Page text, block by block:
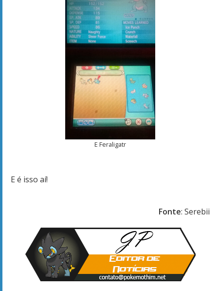
E Feraligatr
E é isso aí!
Fonte: Serebii